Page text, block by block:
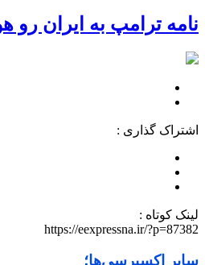
نامه ترامپ به ایران رو
اشتراک گذاری :
لینک کوتاه :
https://eexpressna.ir/?p=87382
سایر اکسپرسی‌ها؛